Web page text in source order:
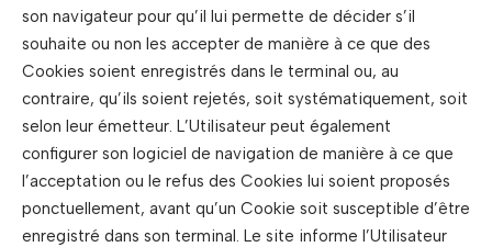
son navigateur pour qu’il lui permette de décider s’il
souhaite ou non les accepter de manière à ce que des
Cookies soient enregistrés dans le terminal ou, au
contraire, qu’ils soient rejetés, soit systématiquement, soit
selon leur émetteur. L’Utilisateur peut également
configurer son logiciel de navigation de manière à ce que
l’acceptation ou le refus des Cookies lui soient proposés
ponctuellement, avant qu’un Cookie soit susceptible d’être
enregistré dans son terminal. Le site informe l’Utilisateur